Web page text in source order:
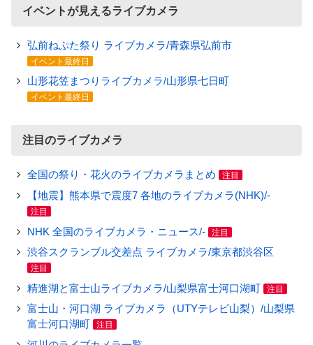
イベントが見えるライブカメラ
弘前ねぷた祭り ライブカメラ/青森県弘前市
イベント最終日
山形花笠まつりライブカメラ/山形県七日町
イベント最終日
注目のライブカメラ
全国の祭り・花火のライブカメラまとめ 注目
【地震】熊本県で震度7 各地のライブカメラ(NHK)/-
注目
NHK 全国のライブカメラ・ニュース/- 注目
渋谷スクランブル交差点 ライブカメラ/東京都渋谷区
注目
精進湖と富士山ライブカメラ/山梨県富士河口湖町 注目
富士山・河口湖 ライブカメラ（UTYテレビ山梨）/山梨県
富士河口湖町
注目